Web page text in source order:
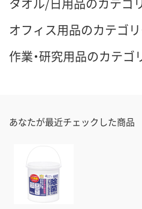
オフィス用品のカテゴ
作業・研究用品のカテゴ
あなたが最近チェックした商品